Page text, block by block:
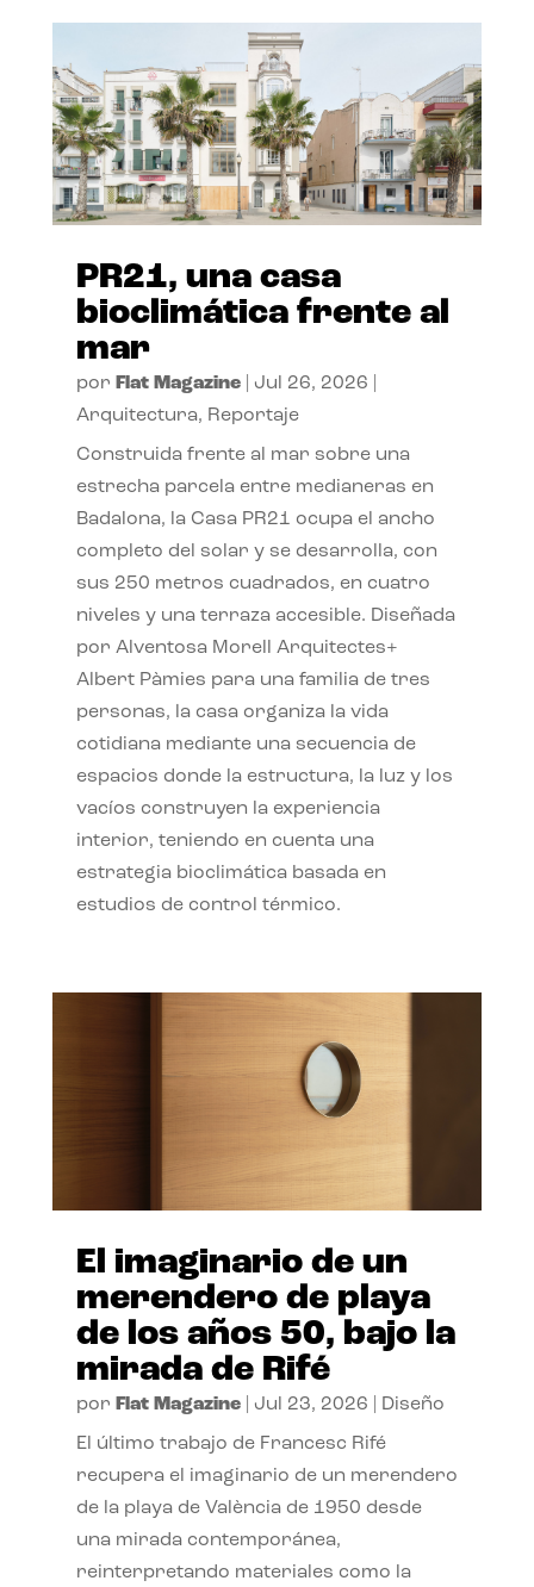
PR21, una casa
bioclimática frente al
mar
por Flat Magazine| Jul 26, 2026
Arquitectura, Reportaje
Construida frente al mar sobre una
estrecha parcela entre medianeras en
Badalona, la Casa PR21 ocupa el ancho
completo del solar y se desarrolla, con
sus 250 metros cuadrados, en cuatro
niveles y una terraza accesible. Diseñada
por Alventosa Morell Arquitectes+
Albert Pàmies para una familia de tres
personas, la casa organiza la vida
cotidiana mediante una secuencia de
espacios donde la estructura, la luz y los
vacíos construyen la experiencia
interior, teniendo en cuenta una
estrategia bioclimática basada en
estudios de control térmico.
El imaginario de un
merendero de playa
de los años 50, bajo la
mirada de Rifé
por Flat Magazine| Jul 23, 2026 Diseño
El último trabajo de Francesc Rifé
recupera el imaginario de un merendero
de la playa de València de 1950 desde
una mirada contemporánea,
reinterpretando materiales como la